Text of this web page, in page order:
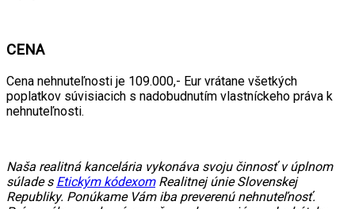
CENA
Cena nehnuteľnosti je 109.000,- Eur vrátane všetkých
poplatkov súvisiacich s nadobudnutím vlastníckeho práva k
nehnuteľnosti.
Naša realitná kancelária vykonáva svoju činnosť v úplnom
súlade s Etickým kódexomRealitnej únie Slovenskej
Republiky. Ponúkame Vám iba preverenú nehnuteľnosť.